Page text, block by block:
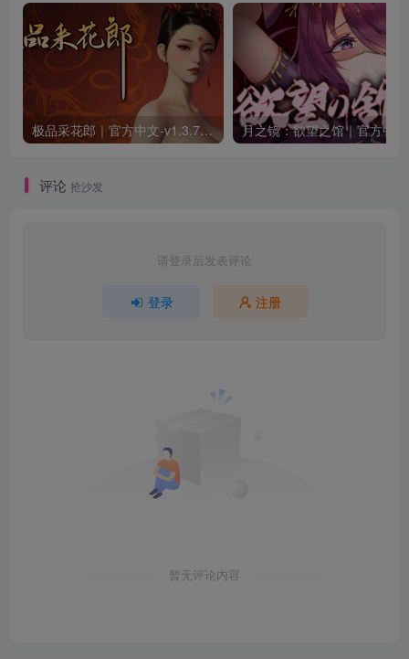
极品采花郎｜官方中文-v1.3.7+满金币初始存档+通关存档｜7.11G｜免安装
评论 抢沙发
请登录后发表评论
登录 注册
暂无评论内容